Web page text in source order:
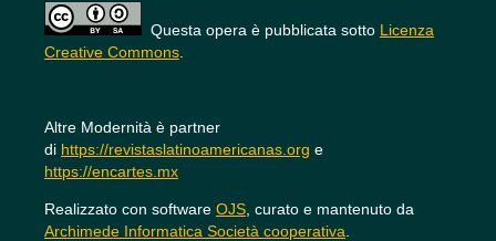
Questa opera è pubblicata sotto Licenza
Creative Commons.
Altre Modernità è partner
di https://revistaslatinoamericanas.org e
https://encartes.mx
Realizzato con software OJS, curato e mantenuto da
Archimede Informatica Società cooperativa